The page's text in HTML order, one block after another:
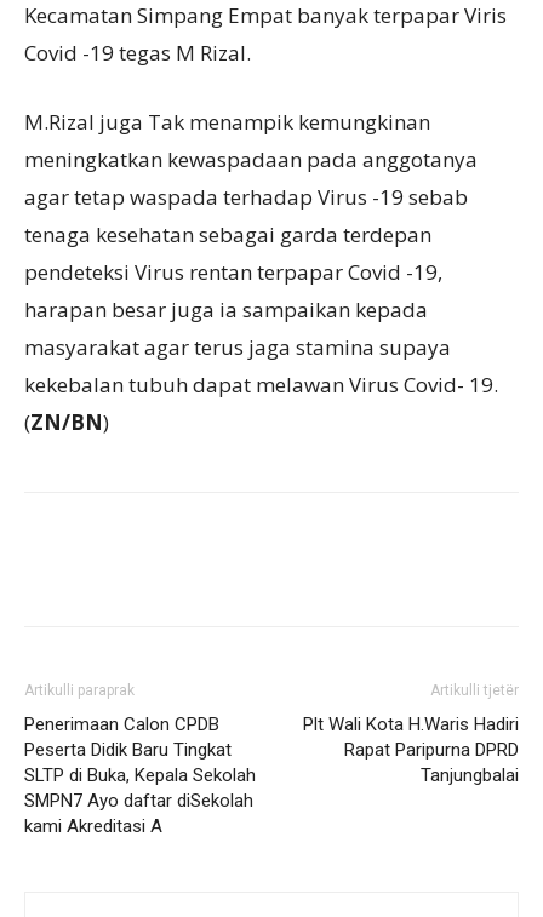
Kecamatan Simpang Empat banyak terpapar Viris
Covid -19 tegas M Rizal.
M.Rizal juga Tak menampik kemungkinan
meningkatkan kewaspadaan pada anggotanya
agar tetap waspada terhadap Virus -19 sebab
tenaga kesehatan sebagai garda terdepan
pendeteksi Virus rentan terpapar Covid -19,
harapan besar juga ia sampaikan kepada
masyarakat agar terus jaga stamina supaya
kekebalan tubuh dapat melawan Virus Covid- 19.
(ZN/BN)
Artikulli paraprak
Penerimaan Calon CPDB
Peserta Didik Baru Tingkat
SLTP di Buka, Kepala Sekolah
SMPN7 Ayo daftar diSekolah
kami Akreditasi A
Artikulli tjetër
Plt Wali Kota H.Waris Hadiri
Rapat Paripurna DPRD
Tanjungbalai